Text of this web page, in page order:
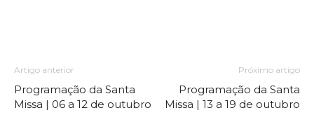
Artigo anterior
Programação da Santa
Missa | 06 a 12 de outubro
Próximo artigo
Programação da Santa
Missa | 13 a 19 de outubro